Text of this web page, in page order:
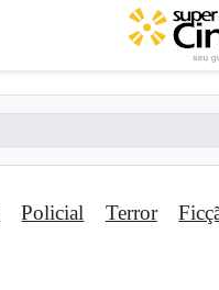
Policial Terror